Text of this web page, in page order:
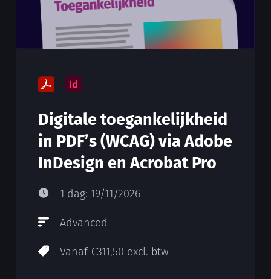
Digitale toegankelijkheid
in PDF’s (WCAG) via Adobe
InDesign en Acrobat Pro
1 dag: 19/11/2026
Advanced
Vanaf €311,50 excl. btw